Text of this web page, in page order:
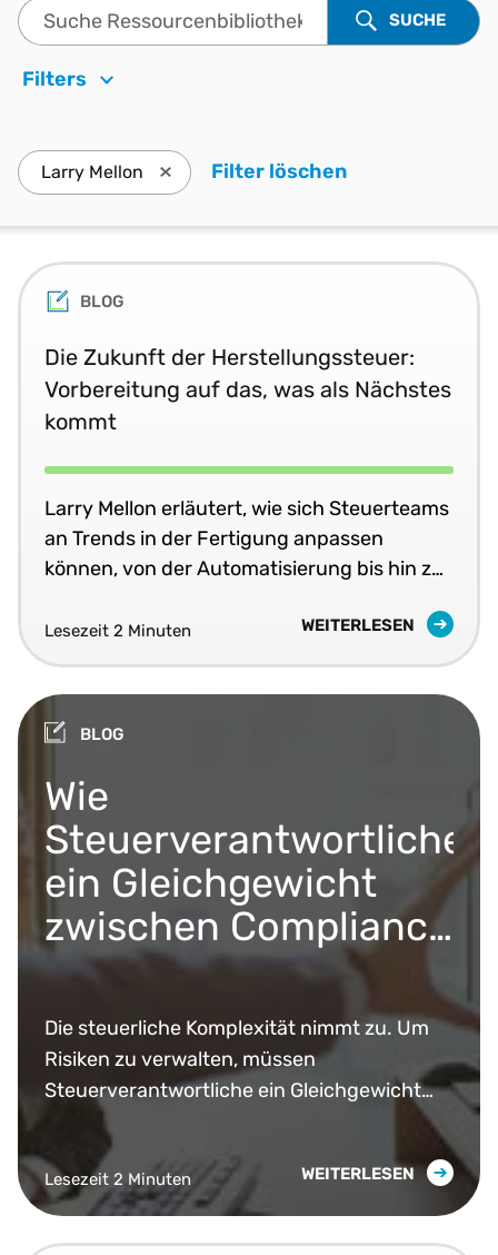
Filters
Suche Ressourcenbibliothek SUCHE
Larry Mellon Drücken Sie die Eingabetaste, Larry
Filter löschen
BLOG
Die Zukunft der Herstellungssteuer:
Vorbereitung auf das, was als Nächstes
kommt
Larry Mellon erläutert, wie sich Steuerteams
an Trends in der Fertigung anpassen
können, von der Automatisierung bis hin zu
Lesezeit 2 Minuten WEITERLESEN
BLOG
Wie
Steuerverantwortliche
ein Gleichgewicht
zwischen Compliance
und Strategie
herstellen
Die steuerliche Komplexität nimmt zu. Um
Risiken zu verwalten, müssen
Steuerverantwortliche ein Gleichgewicht
zwischen Compliance und strategischer
Eingabe finden.
Lesezeit 2 Minuten WEITERLESEN